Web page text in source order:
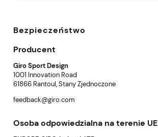
Bezpieczeństwo
Producent
Giro Sport Design
1001 Innovation Road
61866 Rantoul, Stany Zjednoczone
feedback@giro.com
Osoba odpowiedzialna na terenie UE